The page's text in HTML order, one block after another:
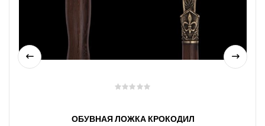
ОБУВНАЯ ЛОЖКА КРОКОДИЛ